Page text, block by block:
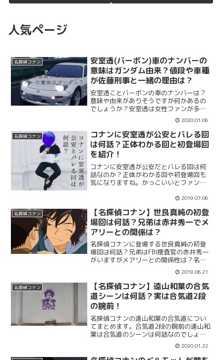
人気ページ
名探偵コナン
安室透(バーボン)車のナンバーの
意味はガンダム由来？値段や車種
が佐藤刑事と一緒の理由は？
安室透ことバーボンの車のナンバーは？
意味や由来がありそうですが何かあるの
でしょうか？安室透は女性ファンが多い
ですが車は男性が気になる人が多いです
よね。車のナンバーの意味や由来、車種
や値段をまとめます。バーボンと佐藤刑
事の車種が同じで色違い理由もまとめま
す。
2020.01.06
名探偵コナン
コナンに安室透が公安とバレる回
は何話？正体わかる回と初登場回
を紹介！
コナンに安室透が公安だとバレる回は何
話なのか？正体がわかる回や初登場回も
気になりますね。かっこいいとファンが
の事務所の下にある喫茶店ポアロで働い
ていますね。なんでコナンに公安だとバ
レてしまったのか？その原因や理由を調
査。
2019.07.06
名探偵コナン
【名探偵コナン】世良真純の初登
場回は何話？兄弟は赤井秀一でメ
アリーとの関係は？
名探偵コナンに登場する世良真純の初登
場回は何話？兄弟はFBI捜査官の赤井秀一
がいますがメアリーとの関係性は？名探
偵コナンは伏線が多いアニメですが世良
真純の初登場回とメアリーの関係性をま
とめます。工藤新一には昔から好意があ
るようですが何話で登場したのでしょ
う？
2019.08.21
名探偵コナン
【名探偵コナン】遠山和葉の合気
道シーンは何話？実は合気道2段
の腕前！
名探偵コナンの遠山和葉の合気道につい
てまとめます。合気道2段の腕前の遠山和
葉は合気道のシーンは何話なのでしょう
か。蘭姉ちゃんの格闘シーンは頻繁に出
てくるのですが遠山和葉の格闘シーンは
あまり見た記憶がないですよね。何話で
2020.01.22